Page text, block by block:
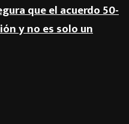
que el acuerdo 50-
y no es solo un